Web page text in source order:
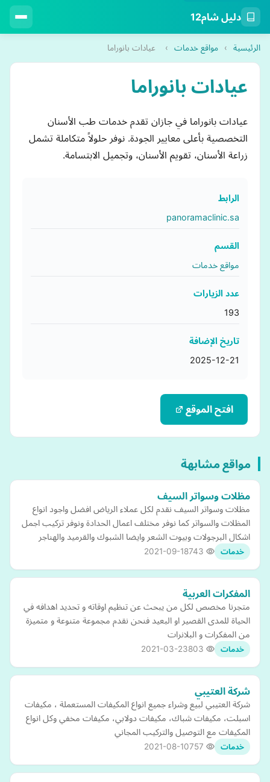
دليل شام12
الرئيسية › مواقع خدمات › عيادات بانوراما
عيادات بانوراما
عيادات بانوراما في جازان تقدم خدمات طب الأسنان
التخصصية بأعلى معايير الجودة. نوفر حلولاً متكاملة تشمل
زراعة الأسنان، تقويم الأسنان، وتجميل الابتسامة.
الرابط
panoramaclinic.sa
القسم
مواقع خدمات
عدد الزيارات
193
تاريخ الإضافة
2025-12-21
افتح الموقع
مواقع مشابهة
مظلات وسواتر السيف
مظلات وسواتر السيف نقدم لكل عملاء الرياض افضل واجود انواع
المظلات والسواتر كما نوفر مختلف اعمال الحدادة ونوفر تركيب اجمل
اشكال البرجولات وبيوت الشعر وايضا الشبوك والقرميد والهناجر
خدمات 2021-09-18
المفكرات العربية
متجرنا مخصص لكل من يبحث عن تنظيم اوقاته و تحديد اهدافه في
الحياة للمدى القصير او البعيد فنحن نقدم مجموعة متنوعة و متميزة
من المفكرات و البلانرات
خدمات 2021-03-23
شركة العتيبي
شركة العتيبي لبيع وشراء جميع انواع المكيفات المستعملة ، مكيفات
اسبلت، مكيفات شباك، مكيفات دولابي، مكيفات مخفي وكل انواع
المكيفات مع التوصيل والتركيب المجاني
خدمات 2021-08-10